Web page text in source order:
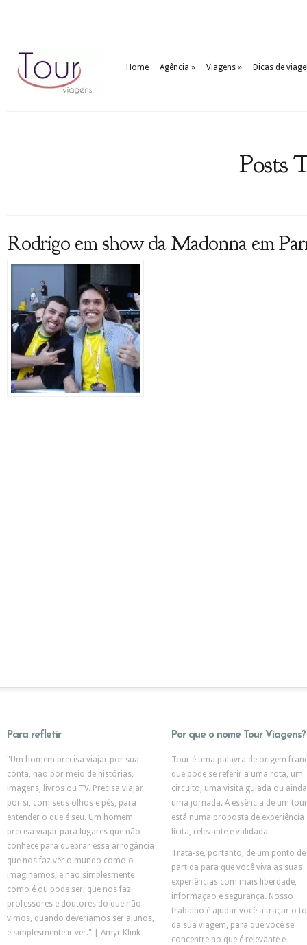
Home Agência » Viagens » Dicas de
Posts
Rodrigo em show da Madonna em
Para refletir
"Um homem precisa viajar por sua
conta, não por meio de histórias,
imagens, livros ou TV. Precisa viajar
por si, com seus olhos e pés, para
entender o que é seu. Um homem
precisa viajar para lugares que não
conhece para quebrar essa arrogância
que nos faz ver o mundo como o
imaginamos, e não simplesmente
como é ou pode ser; que nos faz
professores e doutores do que não
vimos, quando deveríamos ser alunos,
e simplesmente ir ver." | Amyr Klink
Por que o nome Tour Viagens?
Tour é uma palavra de origem
que pode se referir a uma rota, um
circuito, uma visita guiada ou ainda
uma jornada. A essência de um tour
está numa proposta de experiência
lícita, relevante e validada.
Trata-se, portanto, de um ponto de
partida para que você viva as suas
experiências com mais liberdade,
informação e segurança. Nosso
trabalho é ajudar você a traçar o
da sua viagem, para que você se
concentre no que é relevante e